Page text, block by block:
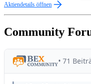
Aktiendetails öffnen
Community